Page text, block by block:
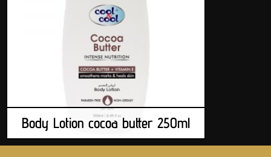
Body Lotion cocoa butter 250ml